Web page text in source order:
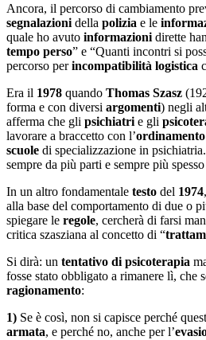
Ancora, il percorso di cambiamento
segnalazioni della polizia e le
quale ho avuto informazioni dirette
tempo perso” e “Quanti incontri si
percorso perincompatibilità logistica
Era il 1978 quando Thomas Szasz
forma e con diversi argomenti) negli
afferma che gli psichiatri e gli
lavorare a braccetto con l’
scuole di specializzazione in
sempre da più parti e sempre più
In un altro fondamentale testo del 1974,
alla base del comportamento di due o
spiegare le regole, cercherà di farsi
critica szasziana al concetto di “
Si dirà: un tentativo di psicoterapia
fosse stato obbligato a rimanere lì, che
ragionamento:
1) Se è così, non si capisce perché
armata, e perché no, anche per l’